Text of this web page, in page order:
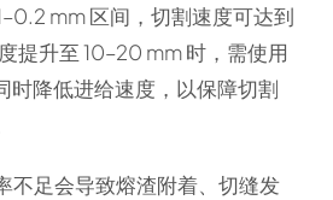
mm 区间，切割速度可达到
提升至 10–20 mm 时，需使用
时降低进给速度，以保障切割
不足会导致熔渣附着、切缝发